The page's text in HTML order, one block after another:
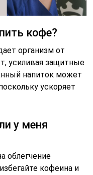
кофе?
организм от
усиливая защитные
напиток может
ускоряет
у меня
облегчение
кофеина и